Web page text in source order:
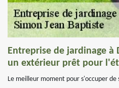
Entreprise de jardinage à
un extérieur prêt pour
Le meilleur moment pour s'occuper de